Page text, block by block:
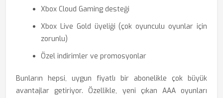
Xbox Cloud Gaming desteği
Xbox Live Gold üyeliği (çok oyunculu oyunlar için
zorunlu)
Özel indirimler ve promosyonlar
Bunların hepsi, uygun fiyatlı bir abonelikle çok büyük
avantajlar getiriyor. Özellikle, yeni çıkan AAA oyunları